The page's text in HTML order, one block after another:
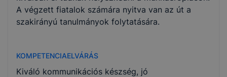
A végzett fiatalok számára nyitva van az út a
szakirányú tanulmányok folytatására.
KOMPETENCIAELVÁRÁS
Kiváló kommunikációs készség, jó